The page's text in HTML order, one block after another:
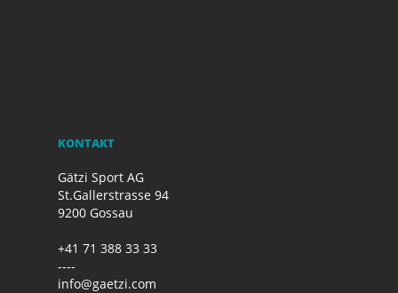
KONTAKT
Gätzi Sport AG
St.Gallerstrasse 94
9200 Gossau
+41 71 388 33 33
----
info@gaetzi.com